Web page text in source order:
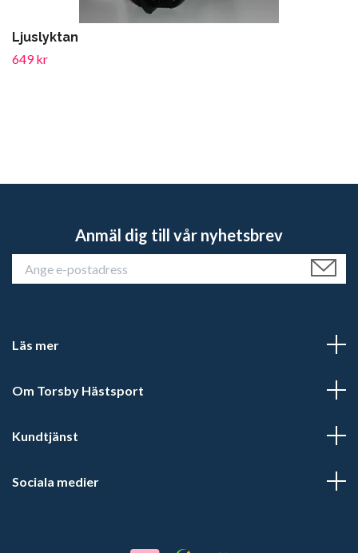
Ljuslyktan
649 kr
Anmäl dig till vår nyhetsbrev
Läs mer
Om Torsby Hästsport
Kundtjänst
Sociala medier